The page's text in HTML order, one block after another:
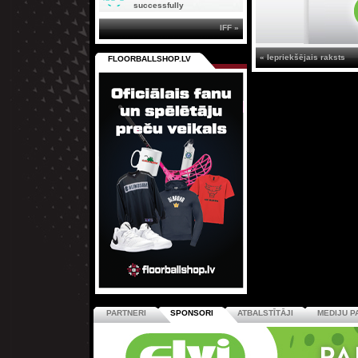
« Iepriekšējais raksts
successfully
IFF »
FLOORBALLSHOP.LV
PARTNERI SPONSORI ATBALSTĪTĀJI MEDIJU